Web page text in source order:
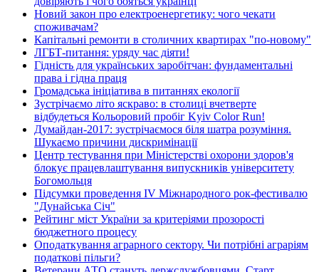
Новий закон про електроенергетику: чого чекати
споживачам?
Капітальні ремонти в столичних квартирах "по-новому"
ЛГБТ-питання: уряду час діяти!
Гідність для українських заробітчан: фундаментальні
права і гідна праця
Громадська ініціатива в питаннях екології
Зустрічаємо літо яскраво: в столиці вчетверте
відбудеться Кольоровий пробіг Kyiv Color Run!
Думайдан-2017: зустрічаємося біля шатра розуміння.
Шукаємо причини дискримінації
Центр тестування при Міністерстві охорони здоров'я
блокує працевлаштування випускників університету
Богомольця
Підсумки проведення IV Міжнародного рок-фестивалю
"Дунайська Січ"
Рейтинг міст України за критеріями прозорості
бюджетного процесу
Оподаткування аграрного сектору. Чи потрібні аграріям
податкові пільги?